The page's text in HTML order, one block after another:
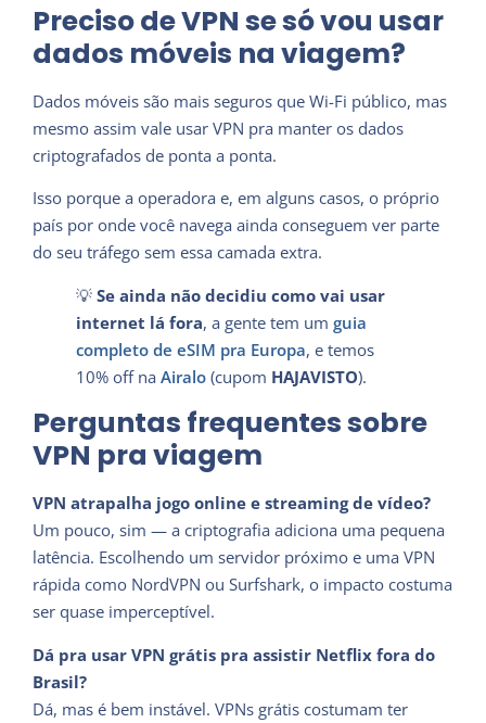
Preciso de VPN se só vou usar
dados móveis na viagem?
Dados móveis são mais seguros que Wi-Fi público, mas
mesmo assim vale usar VPN pra manter os dados
criptografados de ponta a ponta.
Isso porque a operadora e, em alguns casos, o próprio
país por onde você navega ainda conseguem ver parte
do seu tráfego sem essa camada extra.
💡 Se ainda não decidiu como vai usar
internet lá fora, a gente tem um guia
completo de eSIM pra Europa, e temos
10% off na Airalo (cupom HAJAVISTO).
Perguntas frequentes sobre
VPN pra viagem
VPN atrapalha jogo online e streaming de vídeo?
Um pouco, sim — a criptografia adiciona uma pequena
latência. Escolhendo um servidor próximo e uma VPN
rápida como NordVPN ou Surfshark, o impacto costuma
ser quase imperceptível.
Dá pra usar VPN grátis pra assistir Netflix fora do
Brasil?
Dá, mas é bem instável. VPNs grátis costumam ter